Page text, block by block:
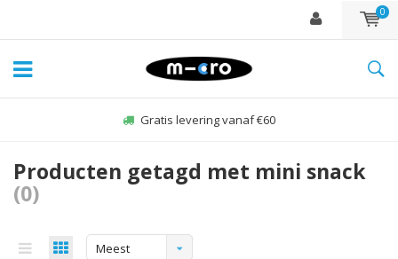
0
Gratis levering vanaf €60
Producten getagd met mini snack
(0)
Meest